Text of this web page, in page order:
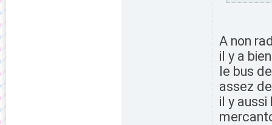
A non
il y a
le bus
assez
il y